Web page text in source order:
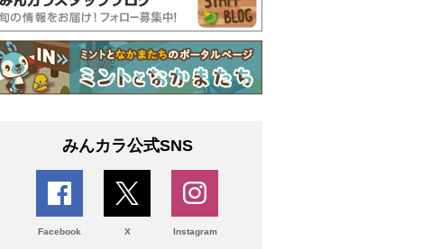
みんカラ公式SNS
Facebook X Instagram